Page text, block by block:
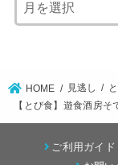
HOME 見逃し
【とび食】遊食酒房
ご利用ガイド